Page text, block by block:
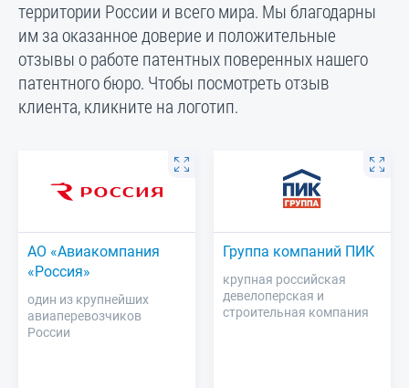
территории России и всего мира. Мы благодарны
им за оказанное доверие и положительные
отзывы о работе патентных поверенных нашего
патентного бюро. Чтобы посмотреть отзыв
клиента, кликните на логотип.
АО «Авиакомпания
«Россия»
один из крупнейших
авиаперевозчиков
России
Группа компаний ПИК
крупная российская
девелоперская и
строительная компания